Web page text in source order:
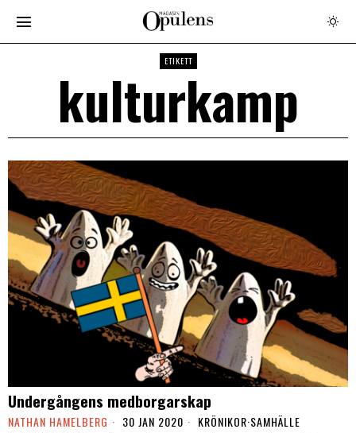
ETIKETT
kulturkamp
Undergångens medborgarskap
NATHAN HAMELBERG 30 JAN 2020 KRÖNIKOR·SAMHÄLLE